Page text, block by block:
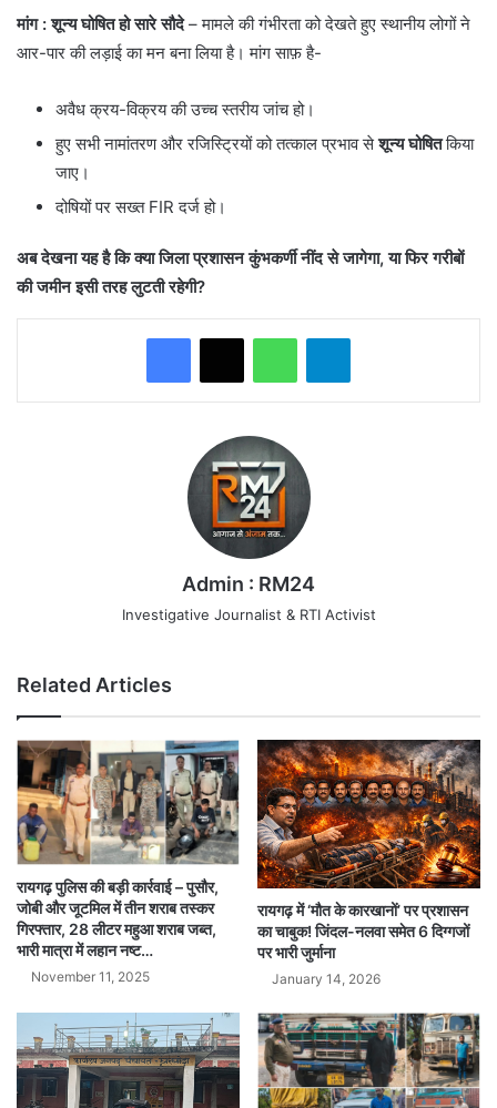
मांग : शून्य घोषित हो सारे सौदे– मामले की गंभीरता को देखते हुए स्थानीय लोगों ने
आर-पार की लड़ाई का मन बना लिया है। मांग साफ़ है-
​अवैध क्रय-विक्रय की उच्च स्तरीय जांच हो।
​हुए सभी नामांतरण और रजिस्ट्रियों को तत्काल प्रभाव सेशून्य घोषितकिया
जाए।
​दोषियों पर सख्त FIR दर्ज हो।
अब देखना यह है कि क्या जिला प्रशासन कुंभकर्णी नींद से जागेगा, या फिर गरीबों
की जमीन इसी तरह लुटती रहेगी?
WhatsAppTelegram
Admin : RM24
Investigative Journalist & RTI Activist
Related Articles
रायगढ़ पुलिस की बड़ी कार्रवाई – पुसौर,
जोबी और जूटमिल में तीन शराब तस्कर
गिरफ्तार, 28 लीटर महुआ शराब जब्त,
भारी मात्रा में लहान नष्ट…
November 11, 2025
रायगढ़ में ‘मौत के कारखानों’ पर प्रशासन
का चाबुक! जिंदल-नलवा समेत 6 दिग्गजों
पर भारी जुर्माना
January 14, 2026